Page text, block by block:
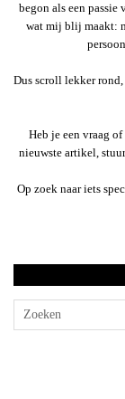
begon als een
wat mij blij maakt:
Dus scroll lekker
Heb je een vraag
nieuwste artikel,
Op zoek naar iets